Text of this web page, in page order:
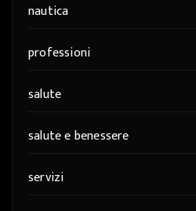
nautica
professioni
salute
salute e benessere
servizi